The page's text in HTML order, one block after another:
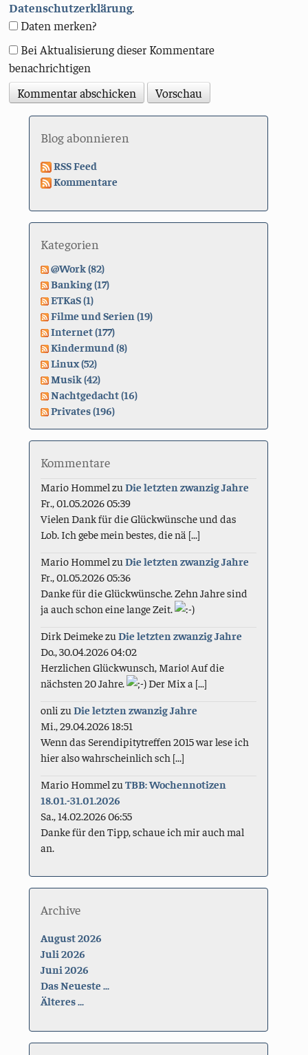
Datenschutzerklärung.
Daten merken?
Bei Aktualisierung dieser Kommentare
benachrichtigen
Blog abonnieren
RSS Feed
Kommentare
Kategorien
@Work (82)
Banking (17)
ETKaS (1)
Filme und Serien (19)
Internet (177)
Kindermund (8)
Linux (52)
Musik (42)
Nachtgedacht (16)
Privates (196)
Kommentare
Mario Hommel zuDie letzten zwanzig Jahre
Fr., 01.05.2026 05:39
Vielen Dank für die Glückwünsche und das
Lob. Ich gebe mein bestes, die nä [...]
Mario Hommel zuDie letzten zwanzig Jahre
Fr., 01.05.2026 05:36
Danke für die Glückwünsche. Zehn Jahre sind
ja auch schon eine lange Zeit.
Dirk DeimekezuDie letzten zwanzig Jahre
Do., 30.04.2026 04:02
Herzlichen Glückwunsch, Mario! Auf die
nächsten 20 Jahre.
Der Mix a [...]
onli zuDie letzten zwanzig Jahre
Mi., 29.04.2026 18:51
Wenn das Serendipitytreffen 2015 war lese ich
hier also wahrscheinlich sch [...]
Mario Hommel zuTBB: Wochennotizen
18.01.-31.01.2026
Sa., 14.02.2026 06:55
Danke für den Tipp, schaue ich mir auch mal
an.
Archive
August 2026
Juli 2026
Juni 2026
Das Neueste ...
Älteres ...